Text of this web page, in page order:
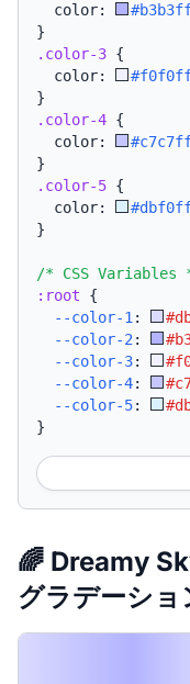
  color:
}
.color-3 {
  color:
}
.color-4 {
  color:
}
.color-5 {
  color:
}
/* CSS Variables
:root {
--color-1 :
--color-2 :
--color-3:
--color-4:
--color-5:
}
🌈 Dreamy
グラデーショ